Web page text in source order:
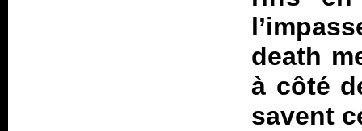
death
à côté
savent